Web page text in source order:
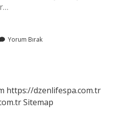
Yorum Bırak
https://dzenlifespa.com.tr
Sitemap